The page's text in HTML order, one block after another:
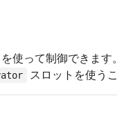
を使って制御できま
スロットを使う